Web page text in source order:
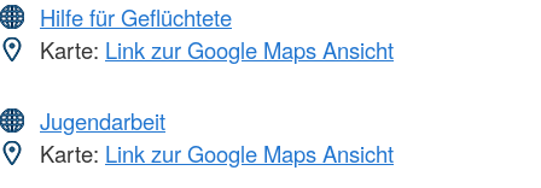
Hilfe für Geflüchtete
Karte: Link zur Google Maps Ansicht
Jugendarbeit
Karte: Link zur Google Maps Ansicht